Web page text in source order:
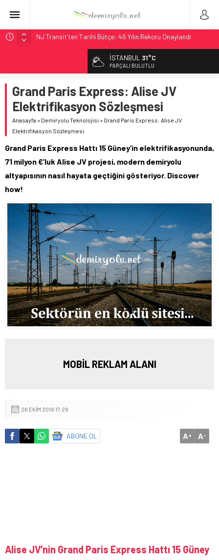
NJ Transit’ten Tarihi Bütçe: 46 Yılın Rekoru Onaylandı
Rocky Mountain, Güneş Enerjili Tesisten İlk Rayı Sevk Etti
AAR, MIT ve Berkeley Dahil 4 Üniversiteyle Araştırma
Konsorsiyumu Başlattı
Long Beach Limanı’na 58 Milyon Dolarlık Yeşil Yatırım Ödülü
Chicago’da Metra Polisi BVLOS Drone’larla Müdahale
Süresini Kısalttı
İSTANBUL 31°C
PARÇALI BULUTLU
Grand Paris Express: Alise JV
Elektrifikasyon Sözleşmesi
Anasayfa » Demiryolu Teknolojisi » Grand Paris Express: Alise JV
Elektrifikasyon Sözleşmesi
Grand Paris Express Hattı 15 Güney’in elektrifikasyonunda,
71 milyon €’luk Alise JV projesi, modern demiryolu
altyapısının nasıl hayata geçtiğini gösteriyor. Discover
how!
MOBİL REKLAM ALANI
26 EKIM 2018 17:28
ABONE OL A+ A-
Alise JV’nin Grand Paris Express Hattı 15 Güney